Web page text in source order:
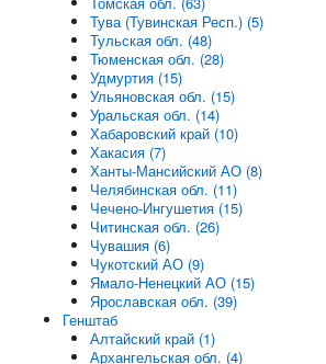
Тува (Тувинская Респ.) (5)
Тульская обл. (48)
Тюменская обл. (28)
Удмуртия (15)
Ульяновская обл. (15)
Уральская обл. (14)
Хабаровский край (10)
Хакасия (7)
Ханты-Мансийский АО (8)
Челябинская обл. (11)
Чечено-Ингушетия (15)
Читинская обл. (26)
Чувашия (6)
Чукотский АО (9)
Ямало-Ненецкий АО (15)
Ярославская обл. (39)
Генштаб
Алтайский край (1)
Архангельская обл. (4)